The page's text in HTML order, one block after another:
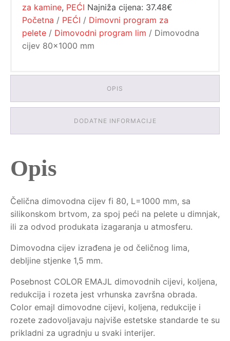
za kamine, PEĆI Najniža cijena: 37.48€
Početna / PEĆI / Dimovni program za
pelete / Dimovodni program lim / Dimovodna
cijev 80x1000 mm
OPIS
DODATNE INFORMACIJE
Opis
Čelična dimovodna cijev fi 80, L=1000 mm, sa
silikonskom brtvom, za spoj peći na pelete u dimnjak,
ili za odvod produkata izagaranja u atmosferu.
Dimovodna cijev izrađena je od čeličnog lima,
debljine stjenke 1,5 mm.
Posebnost COLOR EMAJL dimovodnih cijevi, koljena,
redukcija i rozeta jest vrhunska završna obrada.
Color emajl dimovodne cijevi, koljena, redukcije i
rozete zadovoljavaju najviše estetske standarde te su
prikladni za ugradnju u svaki interijer.